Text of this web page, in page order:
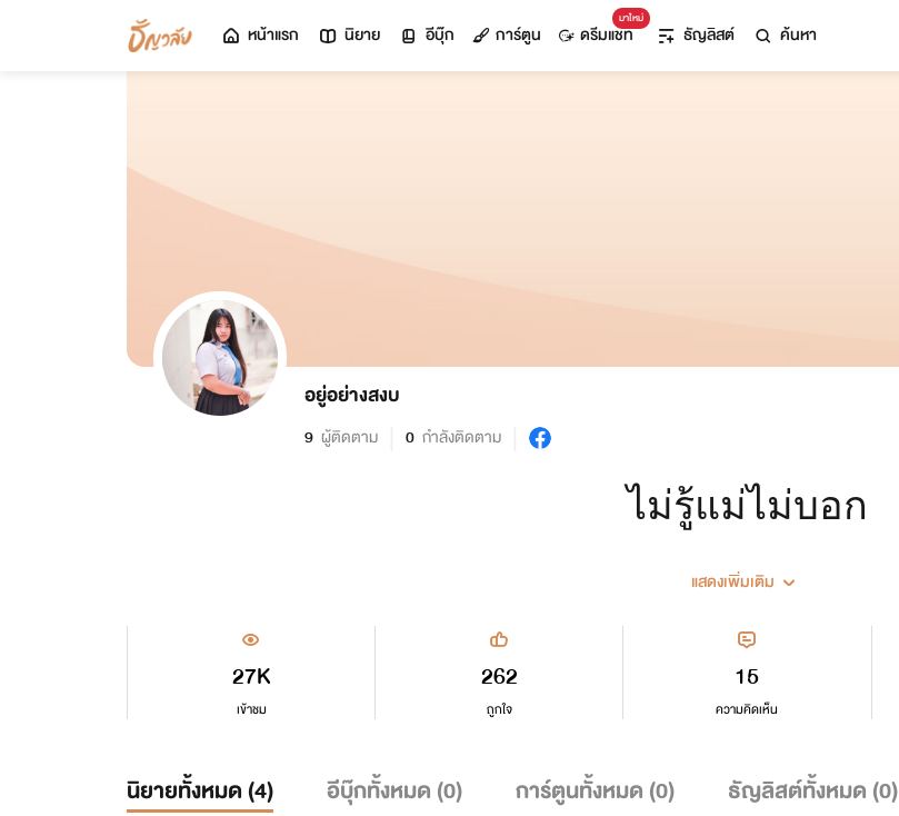
หน้าแรก นิยาย อีบุ๊ก การ์ตูน
มาใหม่
ดรีมแชท ธัญลิสต์ ค้นหา
อยู่อย่างสงบ
9 ผู้ติดตาม 0 กำลังติดตาม
ไม่รู้แม่ไม่บอก
แสดงเพิ่มเติม
27K
เข้าชม
262
ถูกใจ
15
ความคิดเห็น
นิยายทั้งหมด (4) อีบุ๊กทั้งหมด (0) การ์ตูนทั้งหมด (0) ธัญลิสต์ทั้งหมด (0)